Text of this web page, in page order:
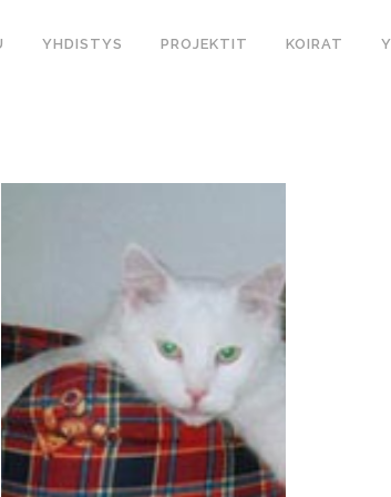
YHDISTYS PROJEKTIT KOIRAT